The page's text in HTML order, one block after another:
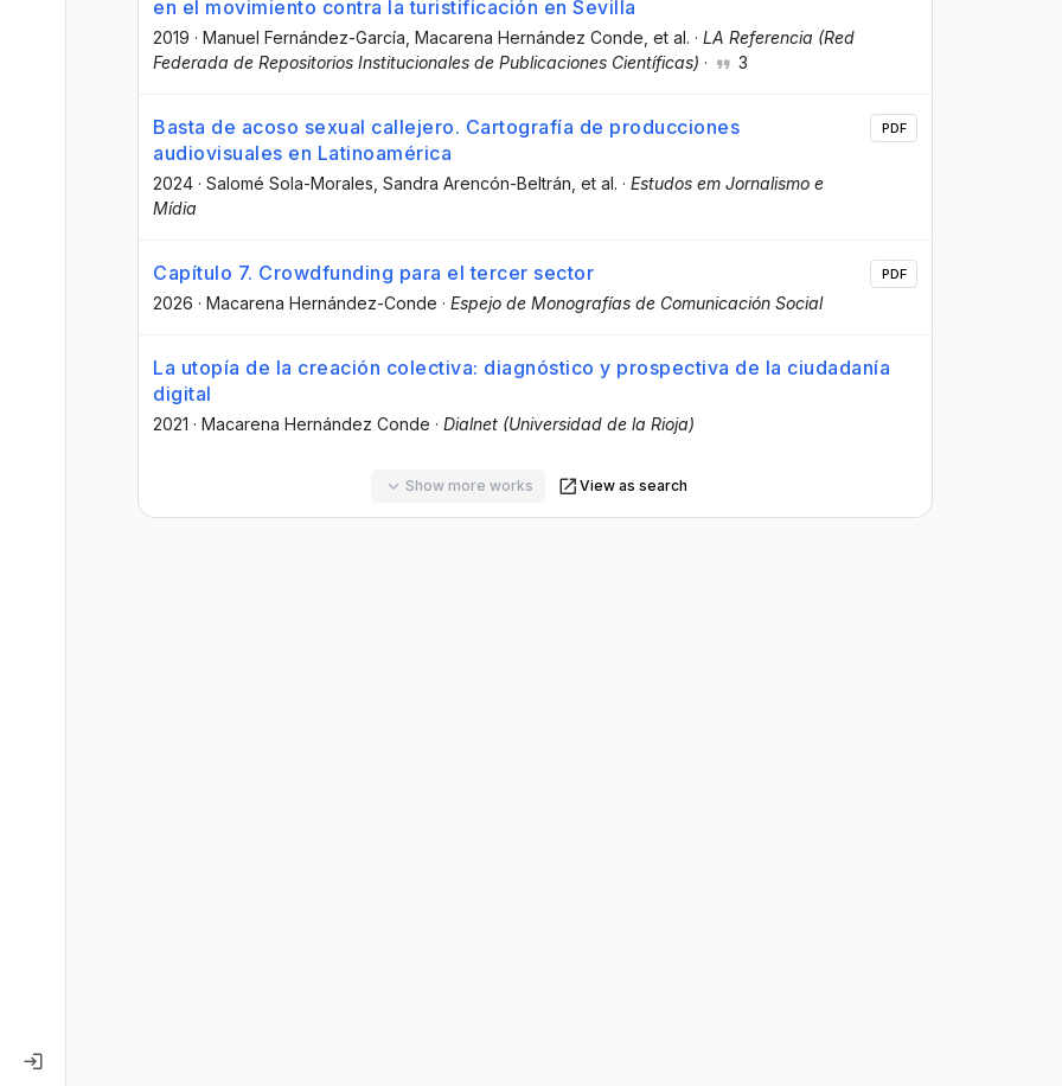
en el movimiento contra la turistificación en Sevilla
2019 · Manuel Fernández-García , Macarena Hernández Conde , et al. · LA Referencia (Red
Federada de Repositorios Institucionales de Publicaciones Científicas) · 3
Basta de acoso sexual callejero. Cartografía de producciones
audiovisuales en Latinoamérica
2024 · Salomé Sola-Morales , Sandra Arencón-Beltrán , et al. · Estudos em Jornalismo e
Mídia
PDF
Capítulo 7. Crowdfunding para el tercer sector
2026 · Macarena Hernández-Conde · Espejo de Monografías de Comunicación Social
PDF
La utopía de la creación colectiva: diagnóstico y prospectiva de la ciudadanía
digital
2021 · Macarena Hernández Conde · Dialnet (Universidad de la Rioja)
Show more works View as search